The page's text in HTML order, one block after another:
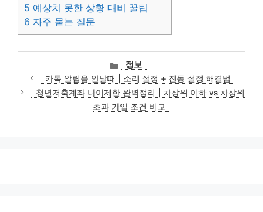
5 예상치 못한 상황 대비 꿀팁
6 자주 묻는 질문
카
테
고
리
정보
카톡 알림음 안날때 | 소리 설정 + 진동 설정 해결법
청년저축계좌 나이제한 완벽정리 | 차상위 이하 vs 차상위
초과 가입 조건 비교